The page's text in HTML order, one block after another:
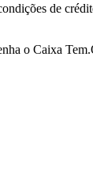
de
o Caixa